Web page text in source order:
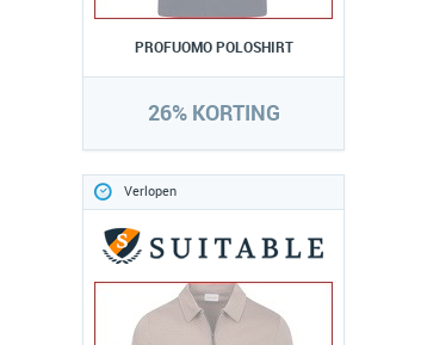
PROFUOMO POLOSHIRT
26% KORTING
Verlopen